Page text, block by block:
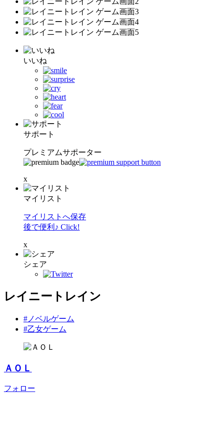
いいね
サポート
プレミアムサポーター
x
マイリスト
マイリストへ保存
後で便利♪ Click!
x
シェア
レイニートレイン
#ノベルゲーム
#乙女ゲーム
ＡＯＬ
フォロー